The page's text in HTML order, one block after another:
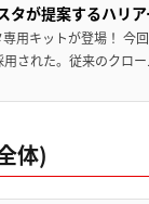
タが提案するハリ
用キットが登場！ 今
された。従来のクロ
体)